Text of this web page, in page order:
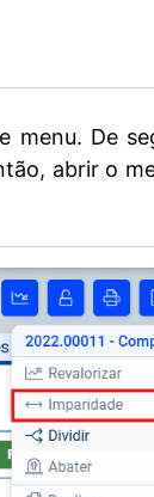
menu. De
abrir o